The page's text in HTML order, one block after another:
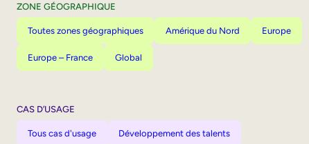
ZONE GÉOGRAPHIQUE
Toutes zones géographiques Amérique du Nord Europe
Europe – France Global
CAS D’USAGE
Tous cas d'usage Développement des talents